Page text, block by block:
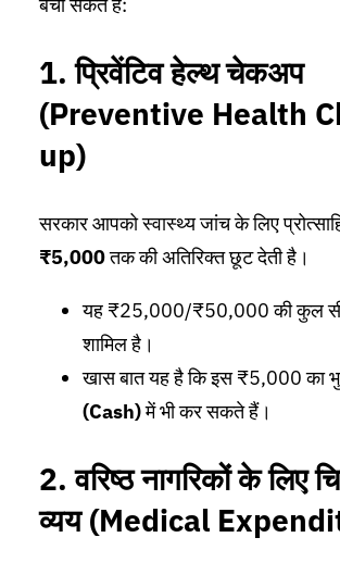
1. प्रिवेंटिव हेल्थ चेकअप
(Preventive Health
up)
सरकार आपको स्वास्थ्य जांच के लिए
₹5,000तक की अतिरिक्त छूट देती है।
यह ₹25,000/₹50,000 की कुल
शामिल है।
खास बात यह है कि इस ₹5,000 का
(Cash)में भी कर सकते हैं।
2. वरिष्ठ नागरिकों के लिए
व्यय (Medical